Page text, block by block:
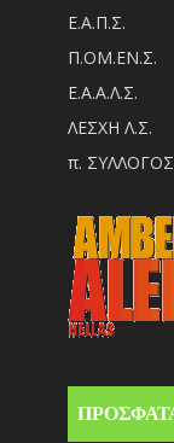
Ε.Α.Π.Σ.
Π.ΟM.EN.Σ.
Ε.Α.Α.Λ.Σ.
ΛΕΣΧΗ Λ.Σ.
π.